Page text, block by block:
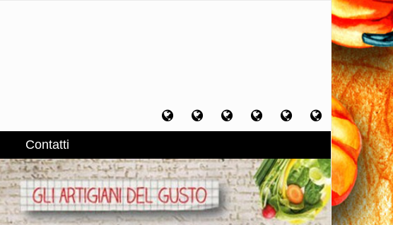
Home Chi
sono
Artigiani
del
Viaggi
del
Filosofia
del
Contatti
Contatti